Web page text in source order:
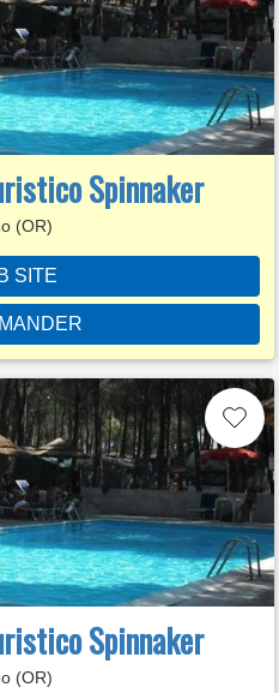
Spinnaker
(OR)
SITE
Spinnaker
(OR)